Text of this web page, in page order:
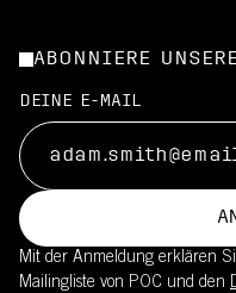
ABONNIERE
DEINE E-MAIL
Mit der Anmeldung erklären
Mailingliste von POC und den